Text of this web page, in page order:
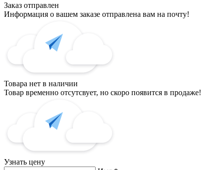
Заказ отправлен
Информация о вашем заказе отправлена вам на почту!
Товара нет в наличии
Товар временно отсутсвует, но скоро появится в продаже!
Узнать цену